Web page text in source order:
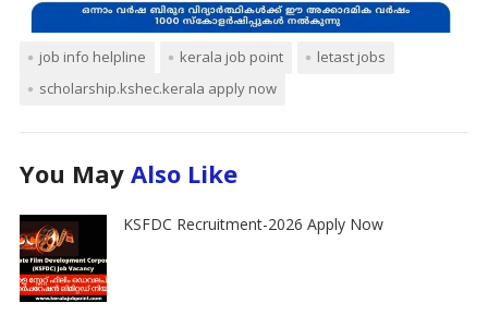
job info helpline kerala job point
letast jobs
scholarship.kshec.kerala apply now
You May Also Like
KSFDC Recruitment-2026 Apply Now